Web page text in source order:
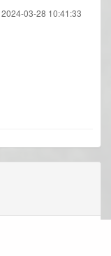
2024-03-28 10:41:33